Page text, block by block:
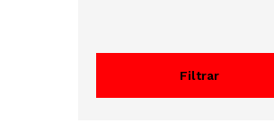
Filtrar